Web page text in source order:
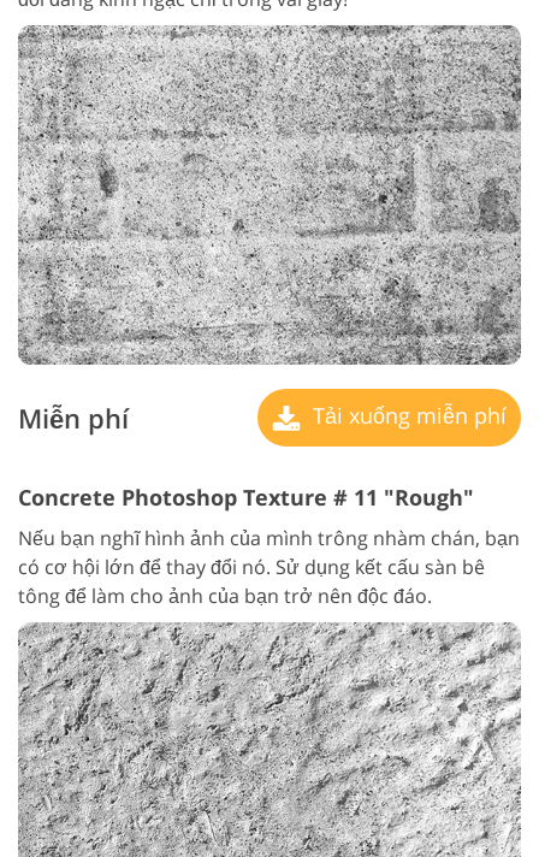
Miễn phí Tải xuống miễn phí
Concrete Photoshop Texture # 11 "Rough"
Nếu bạn nghĩ hình ảnh của mình trông nhàm chán, bạn
có cơ hội lớn để thay đổi nó. Sử dụng kết cấu sàn bê
tông để làm cho ảnh của bạn trở nên độc đáo.